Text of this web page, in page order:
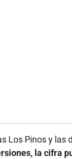
Los Pinos y las
la cifra